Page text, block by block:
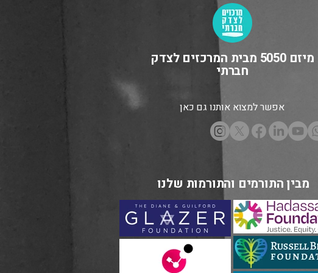
מיזם 5050 מבית המרכזים לצדק
חברתי
אפשר למצוא אותנו גם כאן
מבין התורמים והתורמות שלנו